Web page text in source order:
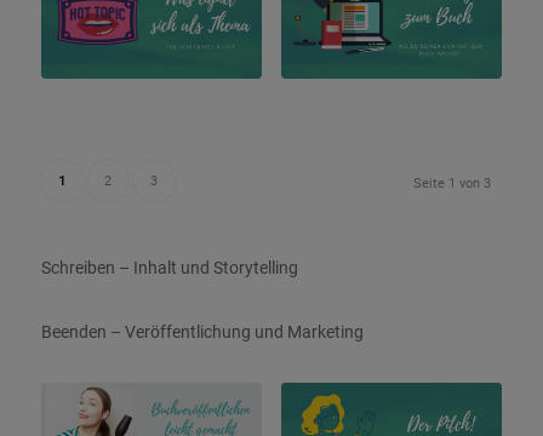
Seite 1 von 3
1 2 3
Schreiben – Inhalt und Storytelling
Beenden – Veröffentlichung und Marketing